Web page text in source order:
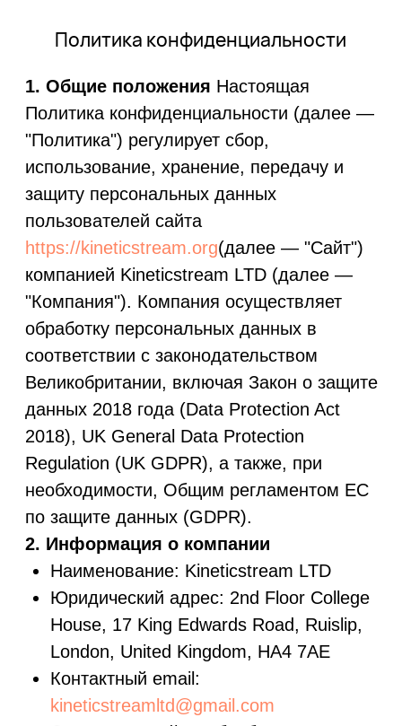
Политика конфиденциальности
Политика конфиденциальности (далее —
"Политика") регулирует сбор,
использование, хранение, передачу и
защиту персональных данных
https://kineticstream.org (далее — "Сайт")
компанией Kineticstream LTD (далее —
"Компания"). Компания осуществляет
соответствии с законодательством
Великобритании, включая Закон о защите
данных 2018 года (Data Protection Act
2018), UK General Data Protection
Regulation (UK GDPR), а также, при
необходимости, Общим регламентом ЕС
2. Информация о компании
Наименование: Kineticstream LTD
Юридический адрес: 2nd Floor College
House, 17 King Edwards Road, Ruislip,
London, United Kingdom, HA4 7AE
Контактный email:
kineticstreamltd@gmail.com
Ответственный за обработку
персональных данных (Data Controller):
Kineticstream LTD
3. Категории обрабатываемых
данныхМы можем собирать и
обрабатывать следующие персональные
ФИО
Электронная почта
Телефон
Почтовый адрес (при необходимости)